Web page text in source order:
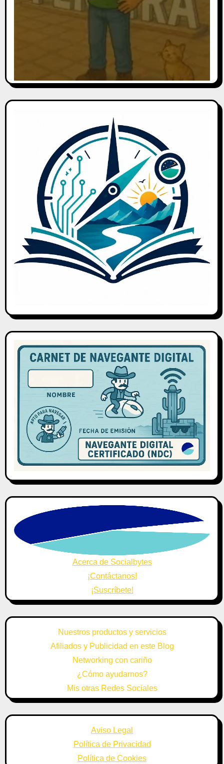
Acerca de Socialbytes
¡Contáctanos!
¡Suscríbete!
Nuestros productos y servicios
Afiliados y Publicidad en este Blog
Networking con cariño
¿Cómo ayudarnos?
Mis otras Redes Sociales
Aviso Legal
Política de Privacidad
Política de Cookies